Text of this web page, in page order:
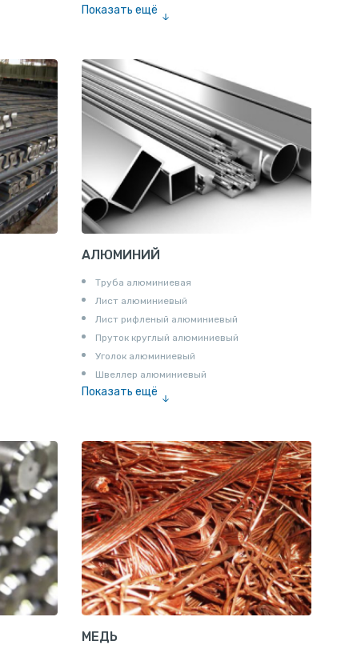
Показать ещё
АЛЮМИНИЙ
Труба алюминиевая
Лист алюминиевый
Лист рифленый алюминиевый
Пруток круглый алюминиевый
Уголок алюминиевый
Швеллер алюминиевый
Показать ещё
Шина электротехническая
Алюминиевая плита
Z профиль алюминиевый
Т профиль алюминиевый
Пруток квадратный алюминиевый
Полоса алюминиевая
Пруток шестигранный алюминиевый
МЕДЬ